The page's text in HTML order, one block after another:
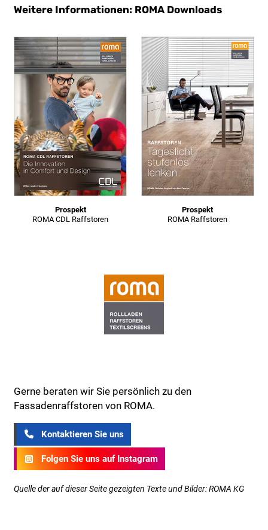
Weitere Informationen: ROMA Downloads
Prospekt
ROMA CDL Raffstoren
Prospekt
ROMA Raffstoren
Gerne beraten wir Sie persönlich zu den
Fassadenraffstoren von ROMA.
Kontaktieren Sie uns
Folgen Sie uns auf Instagram
Quelle der auf dieser Seite gezeigten Texte und Bilder: ROMA KG